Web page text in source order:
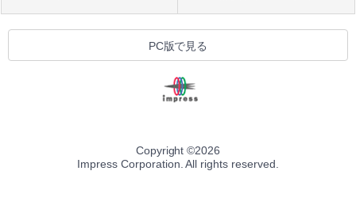
PC版で見る
Copyright ©2026
Impress Corporation. All rights reserved.